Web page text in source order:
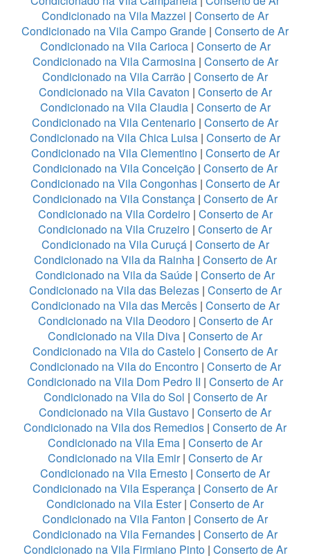
Condicionado na Vila Mazzei | Conserto de Ar
Condicionado na Vila Campo Grande | Conserto de Ar
Condicionado na Vila Carioca| Conserto de Ar
Condicionado na Vila Carmosina| Conserto de Ar
Condicionado na Vila Carrão | Conserto de Ar
Condicionado na Vila Cavaton | Conserto de Ar
Condicionado na Vila Claudia| Conserto de Ar
Condicionado na Vila Centenario | Conserto de Ar
Condicionado na Vila Chica Luisa | Conserto de Ar
Condicionado na Vila Clementino| Conserto de Ar
Condicionado na Vila Conceição | Conserto de Ar
Condicionado na Vila Congonhas | Conserto de Ar
Condicionado na Vila Constança | Conserto de Ar
Condicionado na Vila Cordeiro| Conserto de Ar
Condicionado na Vila Cruzeiro | Conserto de Ar
Condicionado na Vila Curuçá | Conserto de Ar
Condicionado na Vila da Rainha | Conserto de Ar
Condicionado na Vila da Saúde | Conserto de Ar
Condicionado na Vila das Belezas| Conserto de Ar
Condicionado na Vila das Mercês| Conserto de Ar
Condicionado na Vila Deodoro| Conserto de Ar
Condicionado na Vila Diva | Conserto de Ar
Condicionado na Vila do Castelo | Conserto de Ar
Condicionado na Vila do Encontro| Conserto de Ar
Condicionado na Vila Dom Pedro II | Conserto de Ar
Condicionado na Vila do Sol | Conserto de Ar
Condicionado na Vila Gustavo | Conserto de Ar
Condicionado na Vila dos Remedios | Conserto de Ar
Condicionado na Vila Ema | Conserto de Ar
Condicionado na Vila Emir| Conserto de Ar
Condicionado na Vila Ernesto | Conserto de Ar
Condicionado na Vila Esperança | Conserto de Ar
Condicionado na Vila Ester| Conserto de Ar
Condicionado na Vila Fanton | Conserto de Ar
Condicionado na Vila Fernandes | Conserto de Ar
Condicionado na Vila Firmiano Pinto| Conserto de Ar